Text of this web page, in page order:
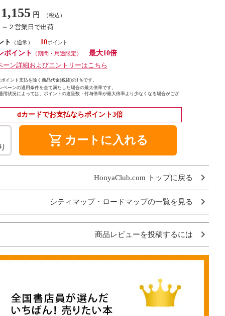
1,155 円 （税込）
～２営業日で出荷
ト
（通常）
10
ポイント
（期間・用途限定）
最大10倍
ーン詳細およびエントリーはこちら
イント支払を除く商品代金(税抜)の1％です。
ペーンの適用条件を全て満たした場合の最大倍率です。
用状況によっては、ポイントの進呈数・付与倍率が最大倍率より少なくなる場合がござ
dカードでお支払ならポイント3倍
shopping_cart カートに入れる
HonyaClub.com トップに戻る
シティマップ・ロードマップの一覧を見る
商品レビューを投稿するには